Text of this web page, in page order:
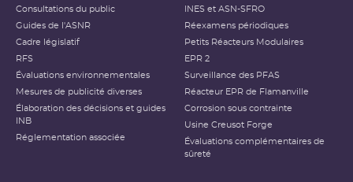
Consultations du public
Guides de l'ASNR
Cadre législatif
RFS
Évaluations environnementales
Mesures de publicité diverses
Élaboration des décisions et guides
INB
Réglementation associée
INES et ASN-SFRO
Réexamens périodiques
Petits Réacteurs Modulaires
EPR 2
Surveillance des PFAS
Réacteur EPR de Flamanville
Corrosion sous contrainte
Usine Creusot Forge
Évaluations complémentaires de
sûreté